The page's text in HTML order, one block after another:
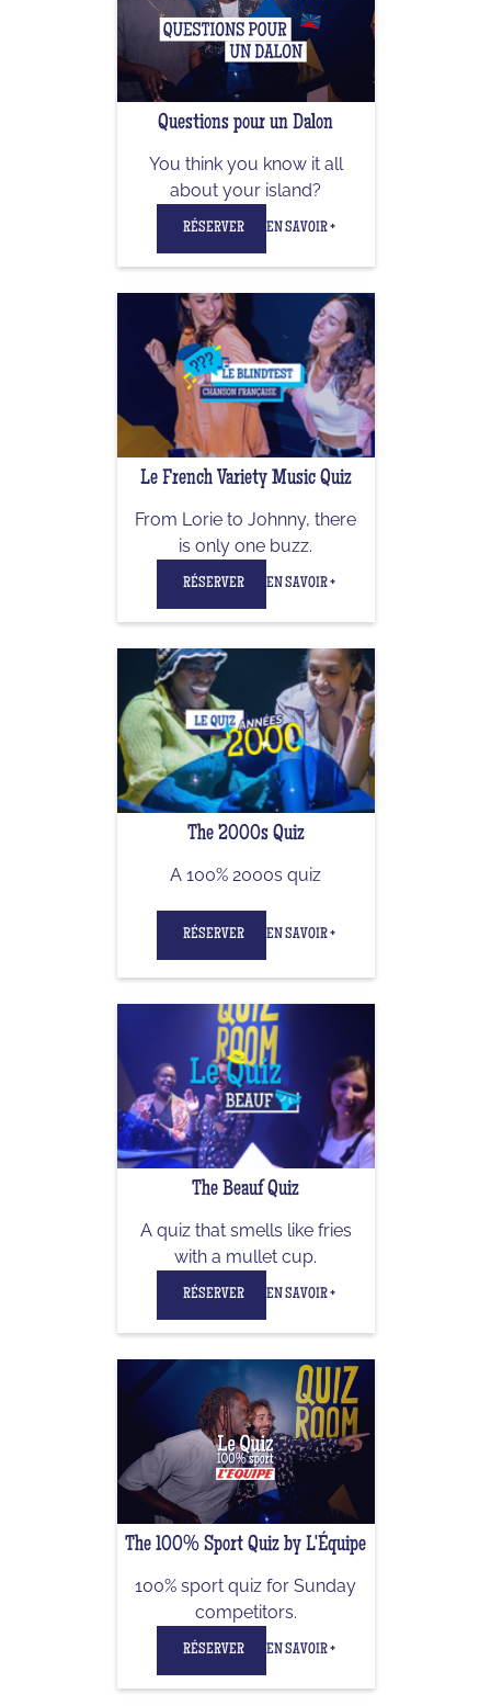
Questions pour un Dalon
You think you know it all
about your island?
RÉSERVER EN SAVOIR +
Le French Variety Music Quiz
From Lorie to Johnny, there
is only one buzz.
RÉSERVER EN SAVOIR +
The 2000s Quiz
A 100% 2000s quiz
RÉSERVER EN SAVOIR +
The Beauf Quiz
A quiz that smells like fries
with a mullet cup.
RÉSERVER EN SAVOIR +
The 100% Sport Quiz by L'Équipe
100% sport quiz for Sunday
competitors.
RÉSERVER EN SAVOIR +